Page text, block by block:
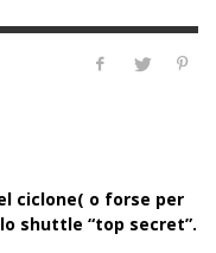
ciclone( o forse per
shuttle “top secret”.